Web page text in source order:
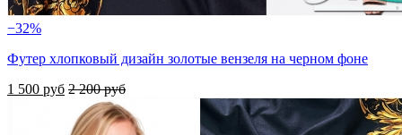
−32%
Футер хлопковый дизайн золотые вензеля на черном фоне
1 500 руб 2 200 руб